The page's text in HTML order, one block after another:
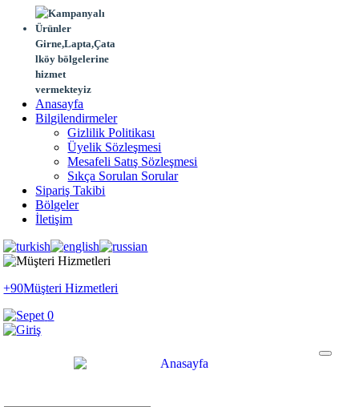
Girne,Lapta,Çata
lköy bölgelerine
hizmet
vermekteyiz
Anasayfa
Bilgilendirmeler
Gizlilik Politikası
Üyelik Sözleşmesi
Mesafeli Satış Sözleşmesi
Sıkça Sorulan Sorular
Sipariş Takibi
Bölgeler
İletişim
+90Müşteri Hizmetleri
0